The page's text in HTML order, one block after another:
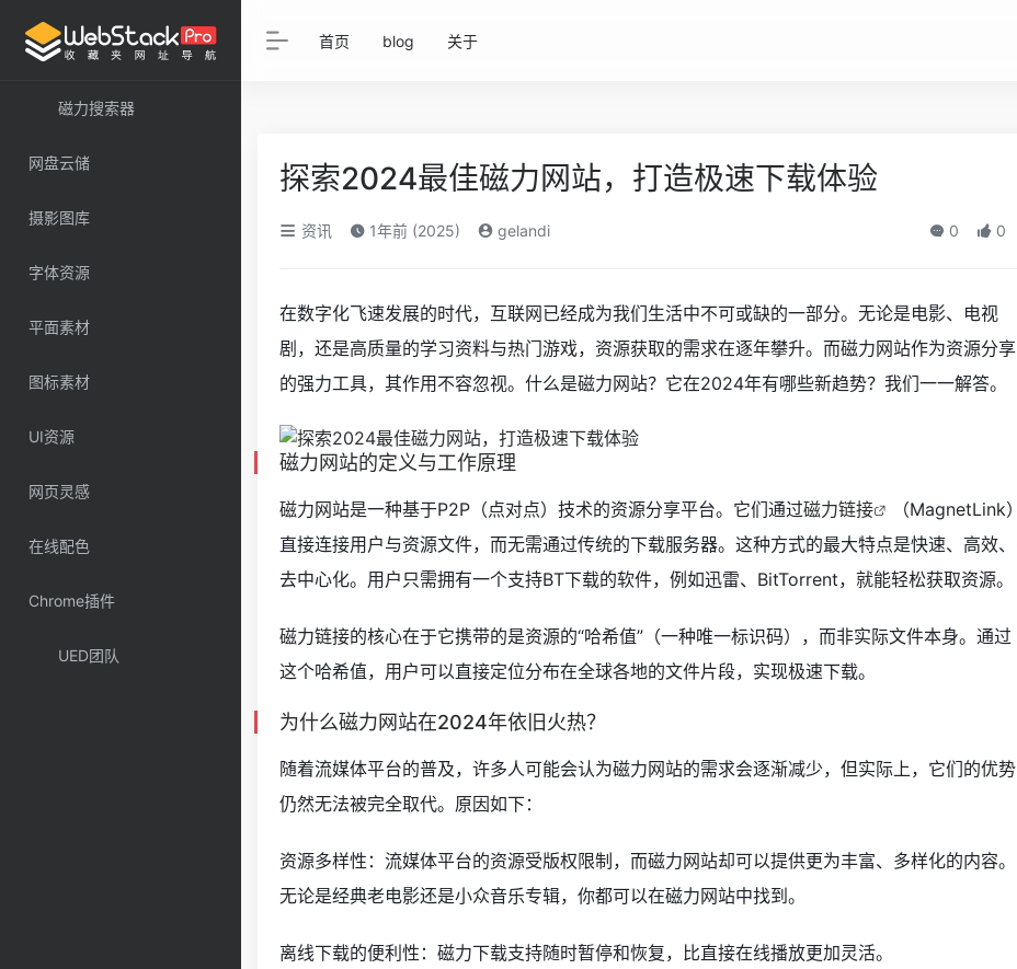
磁力搜索器
网盘云储
摄影图库
字体资源
平面素材
图标素材
UI资源
网页灵感
在线配色
Chrome插件
UED团队
首页 blog 关于
探索2024最佳磁力网站，打造极速下载体验
资讯 1年前 (2025) gelandi 0 0
在数字化飞速发展的时代，互联网已经成为我们生活中不可或缺的一部分。无论是电影、电视
剧，还是高质量的学习资料与热门游戏，资源获取的需求在逐年攀升。而磁力网站作为资源分享
的强力工具，其作用不容忽视。什么是磁力网站？它在2024年有哪些新趋势？我们一一解答。
磁力网站的定义与工作原理
磁力网站是一种基于P2P（点对点）技术的资源分享平台。它们通过磁力链接
（MagnetLink）
直接连接用户与资源文件，而无需通过传统的下载服务器。这种方式的最大特点是快速、高效、
去中心化。用户只需拥有一个支持BT下载的软件，例如迅雷、BitTorrent，就能轻松获取资源。
磁力链接的核心在于它携带的是资源的“哈希值”（一种唯一标识码），而非实际文件本身。通过
这个哈希值，用户可以直接定位分布在全球各地的文件片段，实现极速下载。
为什么磁力网站在2024年依旧火热？
随着流媒体平台的普及，许多人可能会认为磁力网站的需求会逐渐减少，但实际上，它们的优势
仍然无法被完全取代。原因如下：
资源多样性：流媒体平台的资源受版权限制，而磁力网站却可以提供更为丰富、多样化的内容。
无论是经典老电影还是小众音乐专辑，你都可以在磁力网站中找到。
离线下载的便利性：磁力下载支持随时暂停和恢复，比直接在线播放更加灵活。